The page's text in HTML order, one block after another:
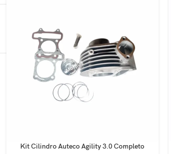
AÑADIR AL CARRITO
Kit Cilindro Auteco Agility 3.0 Completo